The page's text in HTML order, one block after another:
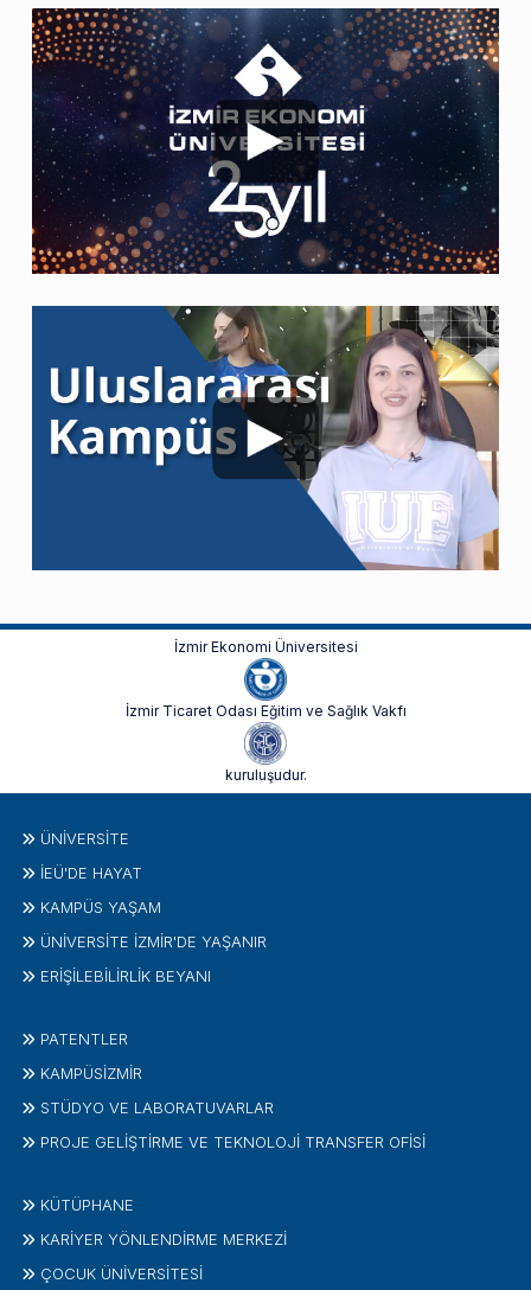
İzmir Ekonomi Üniversitesi
İzmir Ticaret Odası Eğitim ve Sağlık Vakfı
kuruluşudur.
ÜNIVERSITE
İEÜ'DE HAYAT
KAMPÜS YAŞAM
ÜNİVERSİTE İZMİR'DE YAŞANIR
ERİŞİLEBİLİRLİK BEYANI
PATENTLER
KAMPÜSİZMIR
STÜDYO VE LABORATUVARLAR
PROJE GELIŞTIRME VE TEKNOLOJI TRANSFER OFISI
KÜTÜPHANE
KARİYER YÖNLENDİRME MERKEZİ
ÇOCUK ÜNIVERSITESI